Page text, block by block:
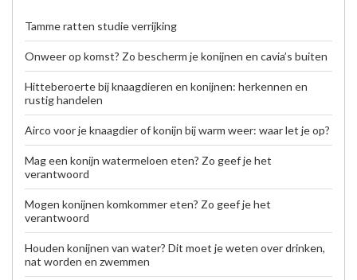
Tamme ratten studie verrijking
Onweer op komst? Zo bescherm je konijnen en cavia’s buiten
Hitteberoerte bij knaagdieren en konijnen: herkennen en
rustig handelen
Airco voor je knaagdier of konijn bij warm weer: waar let je op?
Mag een konijn watermeloen eten? Zo geef je het
verantwoord
Mogen konijnen komkommer eten? Zo geef je het
verantwoord
Houden konijnen van water? Dit moet je weten over drinken,
nat worden en zwemmen